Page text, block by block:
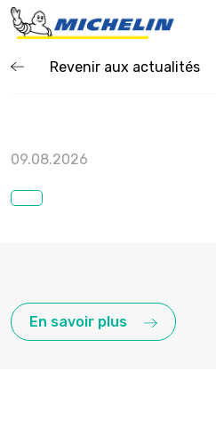
Revenir aux actualités
09.08.2026
En savoir plus